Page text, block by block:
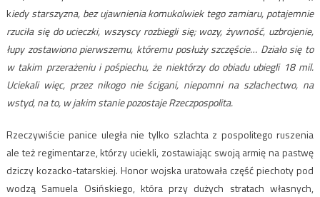
kiedy starszyzna, bez ujawnienia komukolwiek tego zamiaru, potajemnie
rzuciła się do ucieczki, wszyscy rozbiegli się; wozy, żywność, uzbrojenie,
łupy zostawiono pierwszemu, któremu posłuży szczęście… Działo się to
w takim przerażeniu i pośpiechu, że niektórzy do obiadu ubiegli 18 mil.
Uciekali więc, przez nikogo nie ścigani, niepomni na szlachectwo, na
wstyd, na to, w jakim stanie pozostaje Rzeczpospolita.
Rzeczywiście panice uległa nie tylko szlachta z pospolitego ruszenia
ale też regimentarze, którzy uciekli, zostawiając swoją armię na pastwę
dziczy kozacko-tatarskiej. Honor wojska uratowała część piechoty pod
wodzą Samuela Osińskiego, która przy dużych stratach własnych,